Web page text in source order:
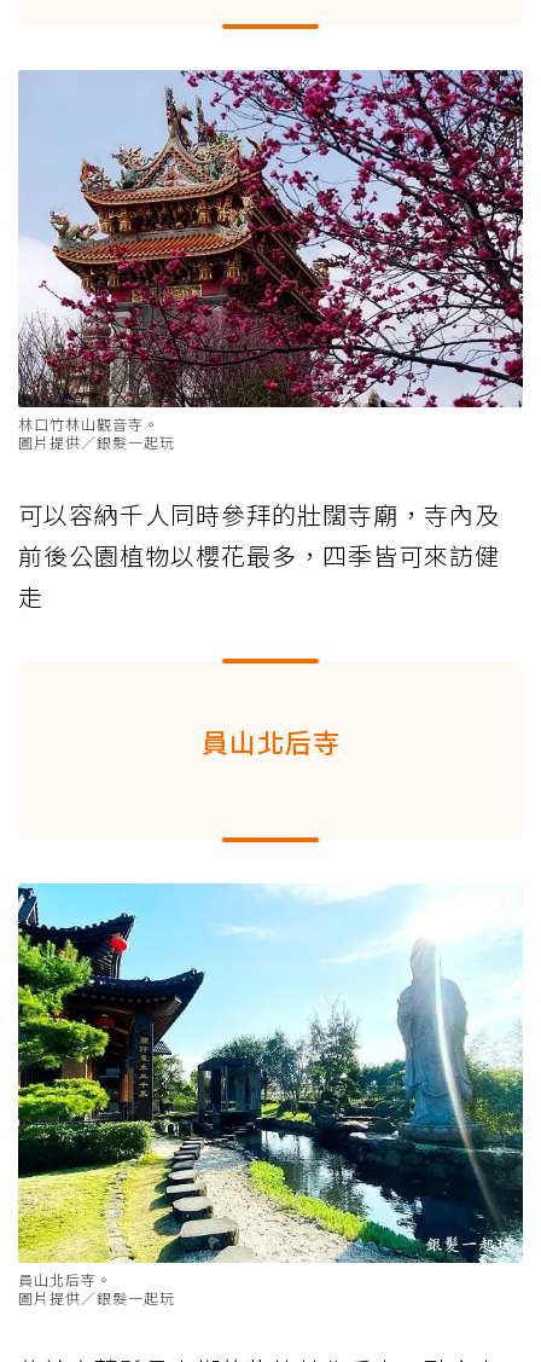
林口竹林山觀音寺。
圖片提供／銀髮一起玩
可以容納千人同時參拜的壯闊寺廟，寺內及
前後公園植物以櫻花最多，四季皆可來訪健
走
員山北后寺
員山北后寺。
圖片提供／銀髮一起玩